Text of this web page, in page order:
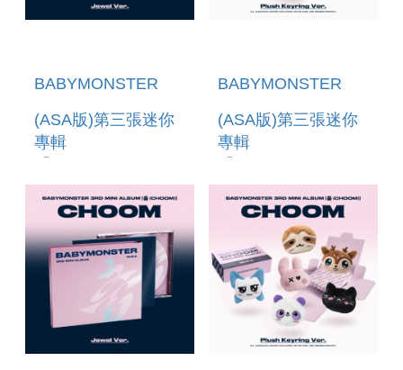
BABYMONSTER
(ASA版)第三張迷你
專輯
VER.)」(韓國進口版)
BABYMONSTER
(ASA版)第三張迷你
專輯
KEYRING VER.)」
(韓國進口版)